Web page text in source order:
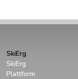
SkiErg
SkiErg
Plattform